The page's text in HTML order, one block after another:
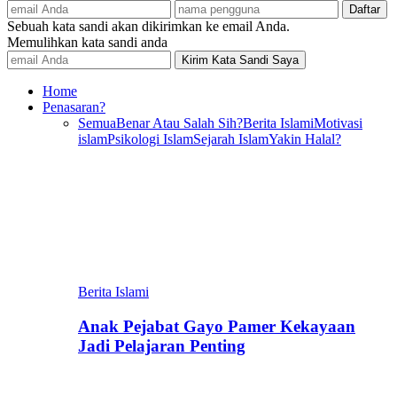
Sebuah kata sandi akan dikirimkan ke email Anda.
Memulihkan kata sandi anda
Home
Penasaran?
SemuaBenar Atau Salah Sih?Berita IslamiMotivasi
islamPsikologi IslamSejarah IslamYakin Halal?
Berita Islami
Anak Pejabat Gayo Pamer Kekayaan
Jadi Pelajaran Penting